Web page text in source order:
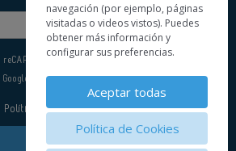
y se aplican la
Política de Privacidad
Enviar
navegación (por ejemplo, páginas
visitadas o videos vistos). Puedes
obtener más información y
configurar sus preferencias.
Aceptar todas
Política de Cookies